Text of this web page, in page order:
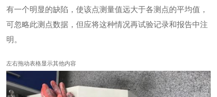
有一个明显的缺陷，使该点测量值远大于各测点的平均值，
可忽略此测点数据，但应将这种情况再试验记录和报告中注
明。
左右拖动表格显示其他内容